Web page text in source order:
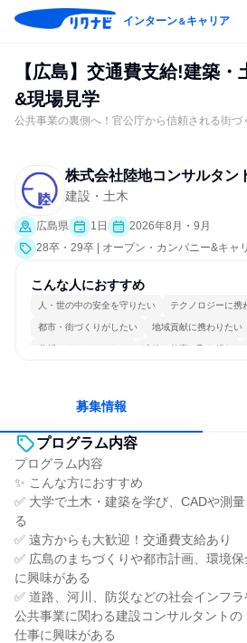
インターン＆キャリア
【広島】交通費支給!建築
&現場見学
公共事業の裏側へ！官公庁から信頼される街づ
株式会社陸地コンサルタン
建設・土木
広島県 1日
2026年8月・9月
28卒・29卒 | オープン・カンパニー&キャ
こんな人におすすめ
人・世の中の安全を守りたい テクノロジーに携
都市・街づくりがしたい 地域貢献に携わりたい
分析・リサーチしたい 冷静に仕事に取り組む
募集情報
プログラム内容
プログラム内容
✨ こんな方におすすめ
✅ 大学で土木・建築を学び、CADや測
る
✅ 遠方からも大歓迎！交通費支給あり
✅ 広島のまちづくりや都市計画、環境保
に興味がある
✅ 道路、河川、防災などの社会インフラ
公共事業に関わる建設コンサルタントの
仕事に興味がある